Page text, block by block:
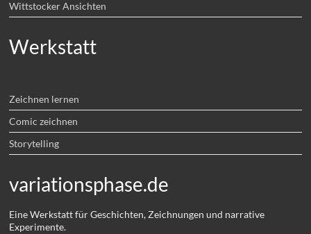
Wittstocker Ansichten
Werkstatt
Zeichnen lernen
Comic zeichnen
Storytelling
variationsphase.de
Eine Werkstatt für Geschichten, Zeichnungen und narrative
Experimente.